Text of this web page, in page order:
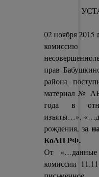
02 ноября 2015
прав
района
материал № АБ
года в
изъяты…»,
рождения, за
КоАП РФ.
От
комиссии